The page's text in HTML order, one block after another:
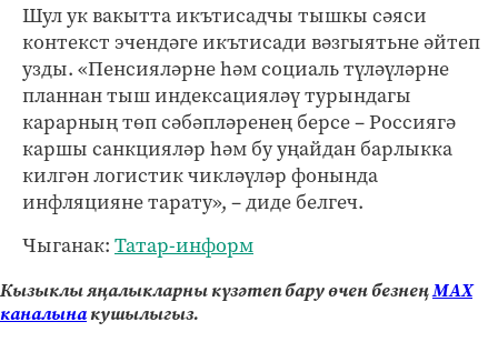
Шул ук вакытта икътисадчы тышкы сәяси
контекст эчендәге икътисади вәзгыятьне әйтеп
узды. «Пенсияләрне һәм социаль түләүләрне
планнан тыш индексацияләү турындагы
карарның төп сәбәпләренең берсе – Россиягә
каршы санкцияләр һәм бу уңайдан барлыкка
килгән логистик чикләүләр фонында
инфляцияне тарату», – диде белгеч.
Чыганак: Татар-информ
Кызыклы яңалыкларны күзәтеп бару өчен безнеңМАХ
каналынакушылыгыз.